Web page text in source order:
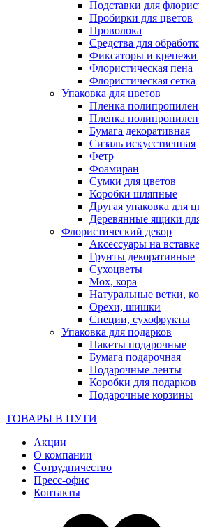
Подставки для
Пробирки для цветов
Проволока
Средства для
Фиксаторы и крепежи
Флористическая пена
Флористическая сетка
Упаковка для цветов
Пленка полипропилен
Пленка полипропилен
Бумага декоративная
Сизаль искусственная
Фетр
Фоамиран
Сумки для цветов
Коробки шляпные
Другая упаковка для
Деревянные ящики
Флористический декор
Аксессуары на
Грунты декоративные
Сухоцветы
Мох, кора
Натуральные ветки,
Орехи, шишки
Специи, сухофрукты
Упаковка для подарков
Пакеты подарочные
Бумага подарочная
Подарочные ленты
Коробки для подарков
Подарочные корзины
ТОВАРЫ В ПУТИ
Акции
О компании
Сотрудничество
Пресс-офис
Контакты